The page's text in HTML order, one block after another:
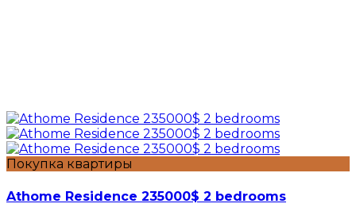
Покупка квартиры
Athome Residence 235000$ 2 bedrooms